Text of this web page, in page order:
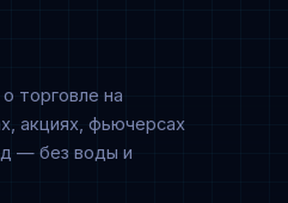
торговле на
акциях, фьючерсах
— без воды и